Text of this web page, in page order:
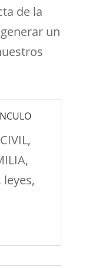
de la
un
,
,
leyes,